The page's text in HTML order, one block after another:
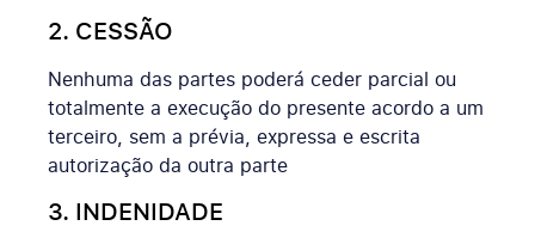
2. CESSÃO
Nenhuma das partes poderá ceder parcial ou
totalmente a execução do presente acordo a um
terceiro, sem a prévia, expressa e escrita
autorização da outra parte
3. INDENIDADE